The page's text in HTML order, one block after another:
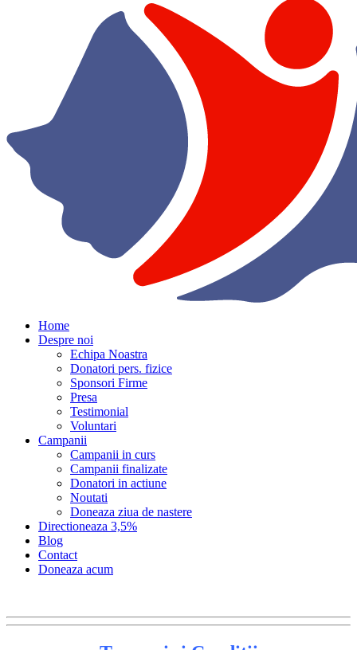
Home
Despre noi
Echipa Noastra
Donatori pers. fizice
Sponsori Firme
Presa
Testimonial
Voluntari
Campanii
Campanii in curs
Campanii finalizate
Donatori in actiune
Noutati
Doneaza ziua de nastere
Directioneaza 3,5%
Blog
Contact
Doneaza acum